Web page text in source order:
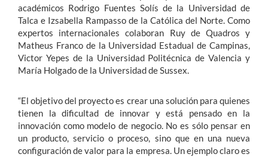
académicos Rodrigo Fuentes Solís de la Universidad de
Talca e Izsabella Rampasso de la Católica del Norte. Como
expertos internacionales colaboran Ruy de Quadros y
Matheus Franco de la Universidad Estadual de Campinas,
Victor Yepes de la Universidad Politécnica de Valencia y
María Holgado de la Universidad de Sussex.
“El objetivo del proyecto es crear una solución para quienes
tienen la dificultad de innovar y está pensado en la
innovación como modelo de negocio. No es sólo pensar en
un producto, servicio o proceso, sino que en una nueva
configuración de valor para la empresa. Un ejemplo claro es